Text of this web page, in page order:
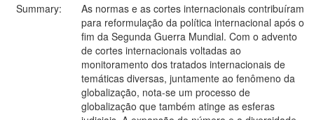
Summary:
As normas e as cortes internacionais contribuíram
para reformulação da política internacional após o
fim da Segunda Guerra Mundial. Com o advento
de cortes internacionais voltadas ao
monitoramento dos tratados internacionais de
temáticas diversas, juntamente ao fenômeno da
globalização, nota-se um processo de
globalização que também atinge as esferas